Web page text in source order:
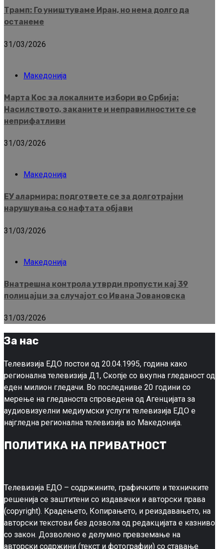
Трамп: Го уништуваме Иран, но нема долго да
останеме
31/03/2026
Македонија
Марта Кос за локалните избори во Србија:
Насилството, заканите и неправилностите се
неприфатливи
31/03/2026
Македонија
ЕУ алармира: подгответе се за долготрајни
нарушувања со нафтата објави
31/03/2026
Македонија
Внатрешна контрола утврди пропусти кај 39
полицајци за случајот со Ивана Јовановска
31/03/2026
За нас
Телевизија ЕДО постои од 20.04.1995, година како
регионална телевизија Д1, Скопје со вкупна гледаност од
еден милион гледачи. Во последниве 20 години со
мерење на гледаноста спроведена од Агенцијата за
аудиовизуелни медиумски услуги телевизија ЕДО е
најгледна регионална телевизија во Македонија.
ПОЛИТИКА НА ПРИВАТНОСТ
Телевизија ЕДО – содржините, графичките и техничките
решенија се заштитени со издавачки и авторски права
(copyright). Крадењето, Копирањето, и реиздавањето, на
авторски текстови без дозвола од редакцијата е казниво
со закон. Дозволено е делумно превземање на
авторски содржини (текст и фотографии) со ставање